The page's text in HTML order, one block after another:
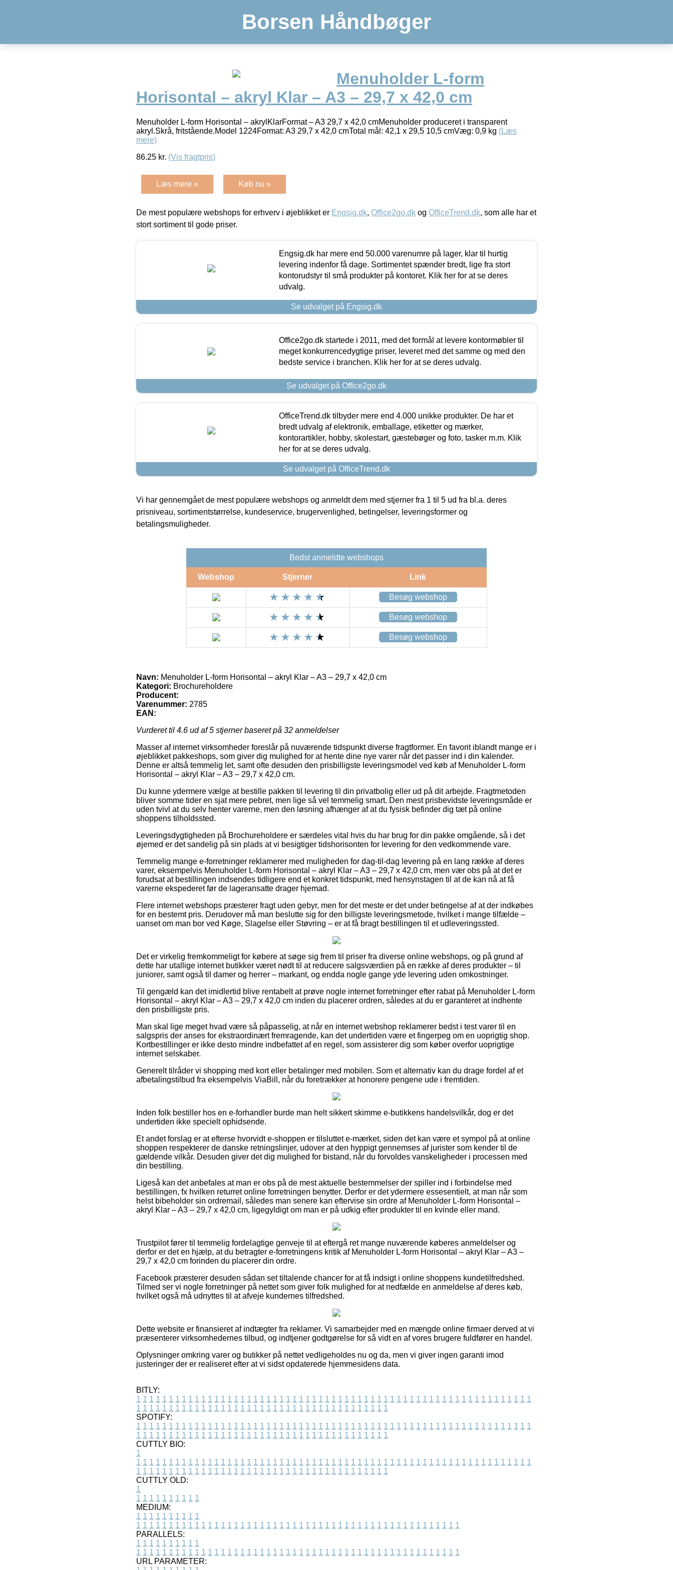
Borsen Håndbøger
Menuholder L-form
Horisontal – akryl Klar – A3 – 29,7 x 42,0 cm
Menuholder L-form Horisontal – akrylKlarFormat – A3 29,7 x 42,0 cmMenuholder produceret i transparent
akryl.Skrå, fritstående.Model 1224Format: A3 29,7 x 42,0 cmTotal mål: 42,1 x 29,5 10,5 cmVæg: 0,9 kg (Læs
mere)
86.25 kr. (Vis fragtpris)
Læs mere » Køb nu »
De mest populære webshops for erhverv i øjeblikket er Engsig.dk, Office2go.dk og OfficeTrend.dk, som alle har et
stort sortiment til gode priser.
Engsig.dk har mere end 50.000 varenumre på lager, klar til hurtig
levering indenfor få dage. Sortimentet spænder bredt, lige fra stort
kontorudstyr til små produkter på kontoret. Klik her for at se deres
udvalg.
Se udvalget på Engsig.dk
Office2go.dk startede i 2011, med det formål at levere kontormøbler til
meget konkurrencedygtige priser, leveret med det samme og med den
bedste service i branchen. Klik her for at se deres udvalg.
Se udvalget på Office2go.dk
OfficeTrend.dk tilbyder mere end 4.000 unikke produkter. De har et
bredt udvalg af elektronik, emballage, etiketter og mærker,
kontorartikler, hobby, skolestart, gæstebøger og foto, tasker m.m. Klik
her for at se deres udvalg.
Se udvalget på OfficeTrend.dk
Vi har gennemgået de mest populære webshops og anmeldt dem med stjerner fra 1 til 5 ud fra bl.a. deres
prisniveau, sortimentstørrelse, kundeservice, brugervenlighed, betingelser, leveringsformer og
betalingsmuligheder.
Bedst anmeldte webshops
Webshop Stjerner Link
Besøg webshop
Besøg webshop
Besøg webshop
Navn: Menuholder L-form Horisontal – akryl Klar – A3 – 29,7 x 42,0 cm
Kategori: Brochureholdere
Producent:
Varenummer: 2785
EAN:
Vurderet til 4.6 ud af 5 stjerner baseret på 32 anmeldelser
Masser af internet virksomheder foreslår på nuværende tidspunkt diverse fragtformer. En favorit iblandt mange er i
øjeblikket pakkeshops, som giver dig mulighed for at hente dine nye varer når det passer ind i din kalender.
Denne er altså temmelig let, samt ofte desuden den prisbilligste leveringsmodel ved køb af Menuholder L-form
Horisontal – akryl Klar – A3 – 29,7 x 42,0 cm.
Du kunne ydermere vælge at bestille pakken til levering til din privatbolig eller ud på dit arbejde. Fragtmetoden
bliver somme tider en sjat mere pebret, men lige så vel temmelig smart. Den mest prisbevidste leveringsmåde er
uden tvivl at du selv henter varerne, men den løsning afhænger af at du fysisk befinder dig tæt på online
shoppens tilholdssted.
Leveringsdygtigheden på Brochureholdere er særdeles vital hvis du har brug for din pakke omgående, så i det
øjemed er det sandelig på sin plads at vi besigtiger tidshorisonten for levering for den vedkommende vare.
Temmelig mange e-forretninger reklamerer med muligheden for dag-til-dag levering på en lang række af deres
varer, eksempelvis Menuholder L-form Horisontal – akryl Klar – A3 – 29,7 x 42,0 cm, men vær obs på at det er
forudsat at bestillingen indsendes tidligere end et konkret tidspunkt, med hensynstagen til at de kan nå at få
varerne ekspederet før de lageransatte drager hjemad.
Flere internet webshops præsterer fragt uden gebyr, men for det meste er det under betingelse af at der indkøbes
for en bestemt pris. Derudover må man beslutte sig for den billigste leveringsmetode, hvilket i mange tilfælde –
uanset om man bor ved Køge, Slagelse eller Støvring – er at få bragt bestillingen til et udleveringssted.
Det er virkelig fremkommeligt for købere at søge sig frem til priser fra diverse online webshops, og på grund af
dette har utallige internet butikker været nødt til at reducere salgsværdien på en række af deres produkter – til
juniorer, samt også til damer og herrer – markant, og endda nogle gange yde levering uden omkostninger.
Til gengæld kan det imidlertid blive rentabelt at prøve nogle internet forretninger efter rabat på Menuholder L-form
Horisontal – akryl Klar – A3 – 29,7 x 42,0 cm inden du placerer ordren, således at du er garanteret at indhente
den prisbilligste pris.
Man skal lige meget hvad være så påpasselig, at når en internet webshop reklamerer bedst i test varer til en
salgspris der anses for ekstraordinært fremragende, kan det undertiden være et fingerpeg om en uoprigtig shop.
Kortbestillinger er ikke desto mindre indbefattet af en regel, som assisterer dig som køber overfor uoprigtige
internet selskaber.
Generelt tilråder vi shopping med kort eller betalinger med mobilen. Som et alternativ kan du drage fordel af et
afbetalingstilbud fra eksempelvis ViaBill, når du foretrækker at honorere pengene ude i fremtiden.
Inden folk bestiller hos en e-forhandler burde man helt sikkert skimme e-butikkens handelsvilkår, dog er det
undertiden ikke specielt ophidsende.
Et andet forslag er at efterse hvorvidt e-shoppen er tilsluttet e-mærket, siden det kan være et sympol på at online
shoppen respekterer de danske retningslinjer, udover at den hyppigt gennemses af jurister som kender til de
gældende vilkår. Desuden giver det dig mulighed for bistand, når du forvoldes vanskeligheder i processen med
din bestilling.
Ligeså kan det anbefales at man er obs på de mest aktuelle bestemmelser der spiller ind i forbindelse med
bestillingen, fx hvilken returret online forretningen benytter. Derfor er det ydermere essesentielt, at man når som
helst bibeholder sin ordremail, således man senere kan eftervise sin ordre af Menuholder L-form Horisontal –
akryl Klar – A3 – 29,7 x 42,0 cm, ligegyldigt om man er på udkig efter produkter til en kvinde eller mand.
Trustpilot fører til temmelig fordelagtige genveje til at eftergå ret mange nuværende køberes anmeldelser og
derfor er det en hjælp, at du betragter e-forretningens kritik af Menuholder L-form Horisontal – akryl Klar – A3 –
29,7 x 42,0 cm forinden du placerer din ordre.
Facebook præsterer desuden sådan set tiltalende chancer for at få indsigt i online shoppens kundetilfredshed.
Tilmed ser vi nogle forretninger på nettet som giver folk mulighed for at nedfælde en anmeldelse af deres køb,
hvilket også må udnyttes til at afveje kundernes tilfredshed.
Dette website er finansieret af indtægter fra reklamer. Vi samarbejder med en mængde online firmaer derved at vi
præsenterer virksomhedernes tilbud, og indtjener godtgørelse for så vidt en af vores brugere fuldfører en handel.
Oplysninger omkring varer og butikker på nettet vedligeholdes nu og da, men vi giver ingen garanti imod
justeringer der er realiseret efter at vi sidst opdaterede hjemmesidens data.
BITLY:
1 1 1 1 1 1 1 1 1 1 1 1 1 1 1 1 1 1 1 1 1 1 1 1 1 1 1 1 1 1 1 1 1 1 1 1 1 1 1 1 1 1 1 1 1 1 1 1 1 1 1 1 1 1 1 1 1 1 1 1 1
1 1 1 1 1 1 1 1 1 1 1 1 1 1 1 1 1 1 1 1 1 1 1 1 1 1 1 1 1 1 1 1 1 1 1 1 1 1 1
SPOTIFY:
1 1 1 1 1 1 1 1 1 1 1 1 1 1 1 1 1 1 1 1 1 1 1 1 1 1 1 1 1 1 1 1 1 1 1 1 1 1 1 1 1 1 1 1 1 1 1 1 1 1 1 1 1 1 1 1 1 1 1 1 1
1 1 1 1 1 1 1 1 1 1 1 1 1 1 1 1 1 1 1 1 1 1 1 1 1 1 1 1 1 1 1 1 1 1 1 1 1 1 1
CUTTLY BIO:
1
1 1 1 1 1 1 1 1 1 1 1 1 1 1 1 1 1 1 1 1 1 1 1 1 1 1 1 1 1 1 1 1 1 1 1 1 1 1 1 1 1 1 1 1 1 1 1 1 1 1 1 1 1 1 1 1 1 1 1 1 1
1 1 1 1 1 1 1 1 1 1 1 1 1 1 1 1 1 1 1 1 1 1 1 1 1 1 1 1 1 1 1 1 1 1 1 1 1 1 1
CUTTLY OLD:
1
1 1 1 1 1 1 1 1 1 1
MEDIUM:
1 1 1 1 1 1 1 1 1 1
1 1 1 1 1 1 1 1 1 1 1 1 1 1 1 1 1 1 1 1 1 1 1 1 1 1 1 1 1 1 1 1 1 1 1 1 1 1 1 1 1 1 1 1 1 1 1 1 1 1
PARALLELS:
1 1 1 1 1 1 1 1 1 1
1 1 1 1 1 1 1 1 1 1 1 1 1 1 1 1 1 1 1 1 1 1 1 1 1 1 1 1 1 1 1 1 1 1 1 1 1 1 1 1 1 1 1 1 1 1 1 1 1 1
URL PARAMETER: